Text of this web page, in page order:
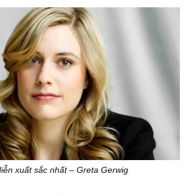
xuất sắc nhất – Greta Gerwig